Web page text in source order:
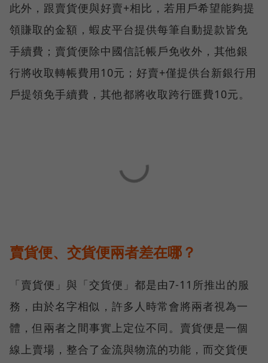
此外，跟賣貨便與好賣+相比，若用戶希望能夠提
領賺取的金額，蝦皮平台提供每筆自動提款皆免
手續費；賣貨便除中國信託帳戶免收外，其他銀
行將收取轉帳費用10元；好賣+僅提供台新銀行用
戶提領免手續費，其他都將收取跨行匯費10元。
賣貨便、交貨便兩者差在哪？
「賣貨便」與「交貨便」都是由7-11所推出的服
務，由於名字相似，許多人時常會將兩者視為一
體，但兩者之間事實上定位不同。賣貨便是一個
線上賣場，整合了金流與物流的功能，而交貨便